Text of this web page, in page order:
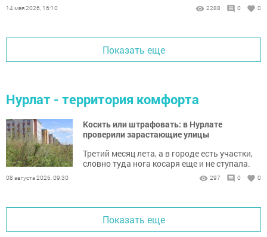
14 мая 2026, 16:10 2288 0 0
Показать еще
Нурлат - территория комфорта
Косить или штрафовать: в Нурлате
проверили зарастающие улицы
Третий месяц лета, а в городе есть участки,
словно туда нога косаря еще и не ступала.
08 августа 2026, 09:30 297 0 0
Показать еще